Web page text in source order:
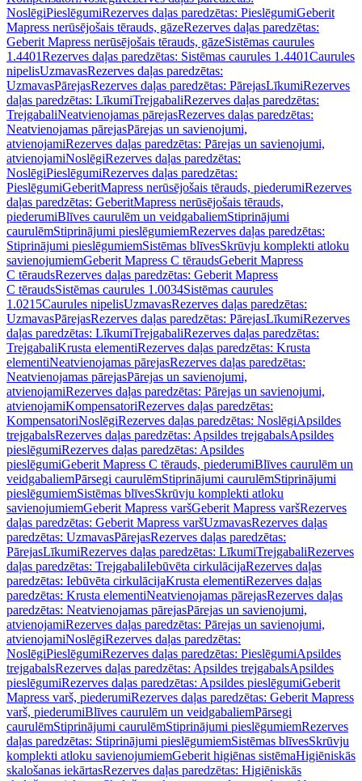
NoslēgiPieslēgumiRezerves daļas paredzētas: PieslēgumiGeberit
Mapress nerūsējošais tērauds, gāzeRezerves daļas paredzētas:
Geberit Mapress nerūsējošais tērauds, gāzeSistēmas caurules
1.4401Rezerves daļas paredzētas: Sistēmas caurules 1.4401Caurules
nipelisUzmavasRezerves daļas paredzētas:
UzmavasPārejasRezerves daļas paredzētas: PārejasLīkumiRezerves
daļas paredzētas: LīkumiTrejgabaliRezerves daļas paredzētas:
TrejgabaliNeatvienojamas pārejasRezerves daļas paredzētas:
Neatvienojamas pārejasPārejas un savienojumi,
atvienojamiRezerves daļas paredzētas: Pārejas un savienojumi,
atvienojamiNoslēgiRezerves daļas paredzētas:
NoslēgiPieslēgumiRezerves daļas paredzētas:
PieslēgumiGeberitMapress nerūsējošais tērauds, piederumiRezerves
daļas paredzētas: GeberitMapress nerūsējošais tērauds,
piederumiBlīves caurulēm un veidgabaliemStiprinājumi
caurulēmStiprinājumi pieslēgumiemRezerves daļas paredzētas:
Stiprinājumi pieslēgumiemSistēmas blīvesSkrūvju komplekti atloku
savienojumiemGeberit Mapress C tēraudsGeberit Mapress
C tēraudsRezerves daļas paredzētas: Geberit Mapress
C tēraudsSistēmas caurules 1.0034Sistēmas caurules
1.0215Caurules nipelisUzmavasRezerves daļas paredzētas:
UzmavasPārejasRezerves daļas paredzētas: PārejasLīkumiRezerves
daļas paredzētas: LīkumiTrejgabaliRezerves daļas paredzētas:
TrejgabaliKrusta elementiRezerves daļas paredzētas: Krusta
elementiNeatvienojamas pārejasRezerves daļas paredzētas:
Neatvienojamas pārejasPārejas un savienojumi,
atvienojamiRezerves daļas paredzētas: Pārejas un savienojumi,
atvienojamiKompensatoriRezerves daļas paredzētas:
KompensatoriNoslēgiRezerves daļas paredzētas: NoslēgiApsildes
trejgabalsRezerves daļas paredzētas: Apsildes trejgabalsApsildes
pieslēgumiRezerves daļas paredzētas: Apsildes
pieslēgumiGeberit Mapress C tērauds, piederumiBlīves caurulēm un
veidgabaliemPārsegi caurulēmStiprinājumi caurulēmStiprinājumi
pieslēgumiemSistēmas blīvesSkrūvju komplekti atloku
savienojumiemGeberit Mapress varšGeberit Mapress varšRezerves
daļas paredzētas: Geberit Mapress varšUzmavasRezerves daļas
paredzētas: UzmavasPārejasRezerves daļas paredzētas:
PārejasLīkumiRezerves daļas paredzētas: LīkumiTrejgabaliRezerves
daļas paredzētas: TrejgabaliIebūvēta cirkulācijaRezerves daļas
paredzētas: Iebūvēta cirkulācijaKrusta elementiRezerves daļas
paredzētas: Krusta elementiNeatvienojamas pārejasRezerves daļas
paredzētas: Neatvienojamas pārejasPārejas un savienojumi,
atvienojamiRezerves daļas paredzētas: Pārejas un savienojumi,
atvienojamiNoslēgiRezerves daļas paredzētas:
NoslēgiPieslēgumiRezerves daļas paredzētas: PieslēgumiApsildes
trejgabalsRezerves daļas paredzētas: Apsildes trejgabalsApsildes
pieslēgumiRezerves daļas paredzētas: Apsildes pieslēgumiGeberit
Mapress varš, piederumiRezerves daļas paredzētas: Geberit Mapress
varš, piederumiBlīves caurulēm un veidgabaliemPārsegi
caurulēmStiprinājumi caurulēmStiprinājumi pieslēgumiemRezerves
daļas paredzētas: Stiprinājumi pieslēgumiemSistēmas blīvesSkrūvju
komplekti atloku savienojumiemGeberit higiēnas sistēmaHigiēniskās
skalošanas iekārtasRezerves daļas paredzētas: Higiēniskās